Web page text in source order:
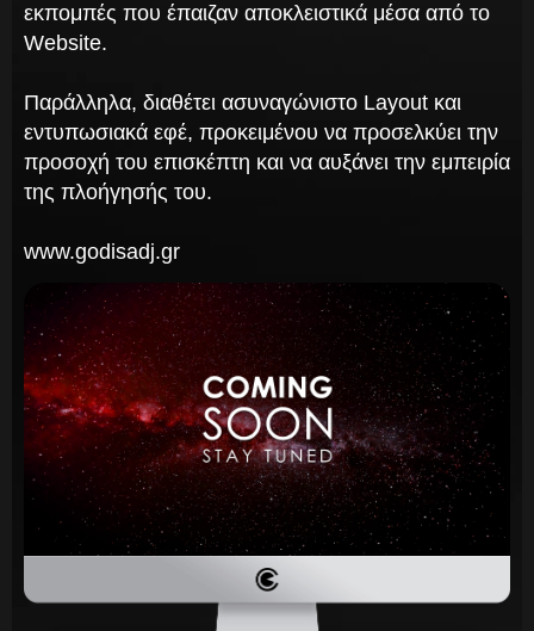
εκπομπές που έπαιζαν αποκλειστικά μέσα από το
Website.
Παράλληλα, διαθέτει ασυναγώνιστο Layout και
εντυπωσιακά εφέ, προκειμένου να προσελκύει την
προσοχή του επισκέπτη και να αυξάνει την εμπειρία
της πλοήγησής του.
www.godisadj.gr